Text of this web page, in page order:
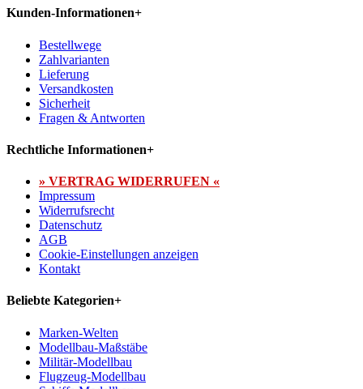
Kunden-Informationen+
Bestellwege
Zahlvarianten
Lieferung
Versandkosten
Sicherheit
Fragen & Antworten
Rechtliche Informationen+
» VERTRAG WIDERRUFEN «
Impressum
Widerrufsrecht
Datenschutz
AGB
Cookie-Einstellungen anzeigen
Kontakt
Beliebte Kategorien+
Marken-Welten
Modellbau-Maßstäbe
Militär-Modellbau
Flugzeug-Modellbau